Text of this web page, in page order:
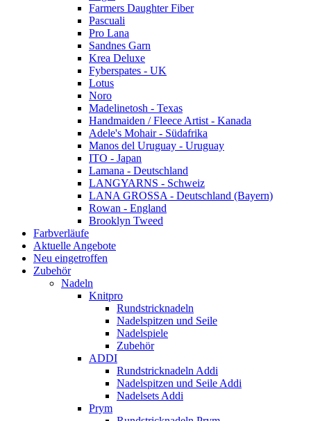
Farmers Daughter Fiber
Pascuali
Pro Lana
Sandnes Garn
Krea Deluxe
Fyberspates - UK
Lotus
Noro
Madelinetosh - Texas
Handmaiden / Fleece Artist - Kanada
Adele's Mohair - Südafrika
Manos del Uruguay - Uruguay
ITO - Japan
Lamana - Deutschland
LANGYARNS - Schweiz
LANA GROSSA - Deutschland (Bayern)
Rowan - England
Brooklyn Tweed
Farbverläufe
Aktuelle Angebote
Neu eingetroffen
Zubehör
Nadeln
Knitpro
Rundstricknadeln
Nadelspitzen und Seile
Nadelspiele
Zubehör
ADDI
Rundstricknadeln Addi
Nadelspitzen und Seile Addi
Nadelsets Addi
Prym